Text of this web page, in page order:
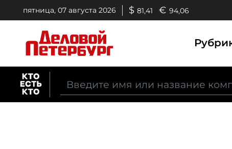
пятница, 07 августа 2026 $ 81,41 € 94,06